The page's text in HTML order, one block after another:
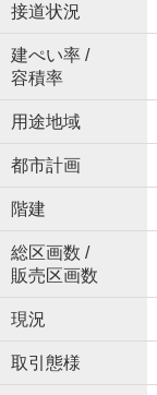
接道状況
建ぺい率 /
容積率
用途地域
都市計画
階建
総区画数 /
販売区画数
現況
取引態様